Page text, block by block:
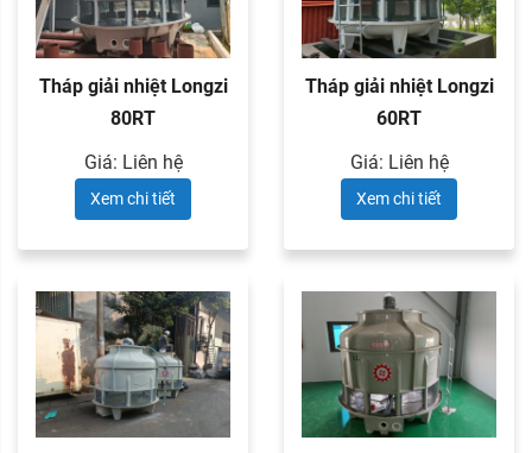
Tháp giải nhiệt Longzi
80RT
Giá: Liên hệ
Xem chi tiết
Tháp giải nhiệt Longzi
60RT
Giá: Liên hệ
Xem chi tiết